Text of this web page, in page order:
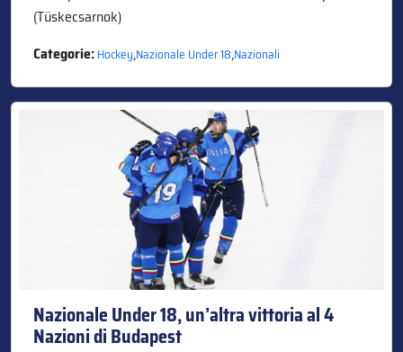
(Tüskecsarnok)
Categorie:Hockey,Nazionale Under 18,Nazionali
Nazionale Under 18, un’altra vittoria al 4
Nazioni di Budapest